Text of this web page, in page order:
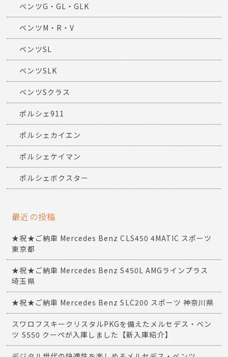
ベンツG・GL・GLK
ベンツM・R・V
ベンツSL
ベンツSLK
ベンツSクラス
ポルシェ911
ポルシェカイエン
ポルシェケイマン
ポルシェボクスター
最近の投稿
★祝★ご納車 Mercedes Benz CLS450 4MATIC スポーツ
東京都
★祝★ご納車 Mercedes Benz S450L AMGラインプラス
埼玉県
★祝★ご納車 Mercedes Benz SLC200 スポーツ 神奈川県
スワロフスキークリスタルPKGを備えたメルセデス・ベン
ツ S550 クーペが入庫しました【新入庫紹介】